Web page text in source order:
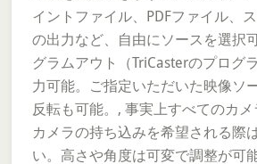
イントファイル、PDFファイル、
の出力など、自由にソースを選択
グラムアウト（TriCasterのプログ
力可能。ご指定いただいた映像ソ
反転も可能。, 事実上すべてのカメ
カメラの持ち込みを希望される際
い。高さや角度は可変で調整が可